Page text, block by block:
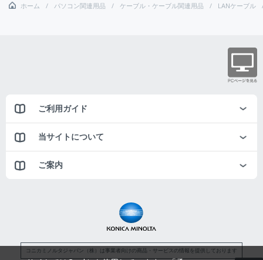
ホーム パソコン関連用品 ケーブル・ケーブル関連用品 LANケーブル
ご利用ガイド
当サイトについて
ご案内
コニカミノルタジャパン（株）は事業者向けの商品・サービスの情報を提供しております